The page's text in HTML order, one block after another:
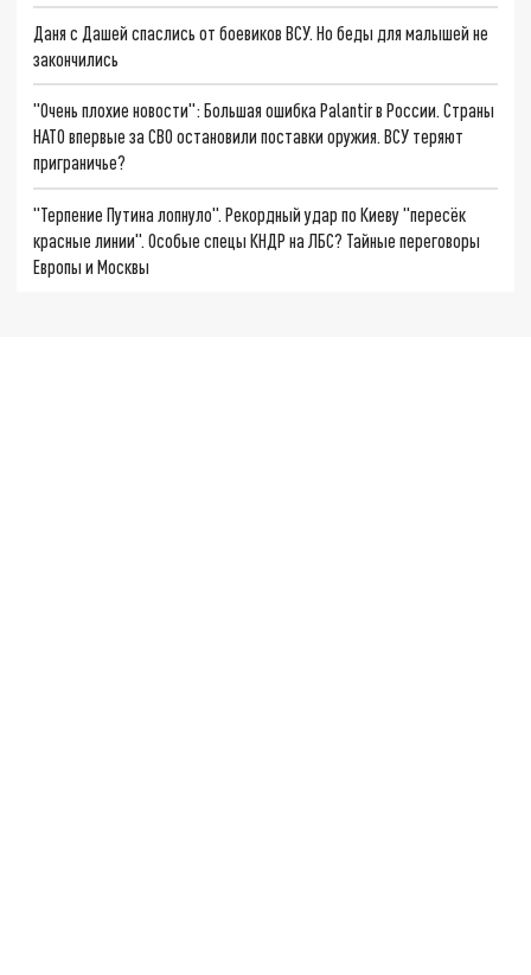
Даня с Дашей спаслись от боевиков ВСУ. Но беды для малышей не
закончились
"Очень плохие новости": Большая ошибка Palantir в России. Страны
НАТО впервые за СВО остановили поставки оружия. ВСУ теряют
приграничье?
"Терпение Путина лопнуло". Рекордный удар по Киеву "пересёк
красные линии". Особые спецы КНДР на ЛБС? Тайные переговоры
Европы и Москвы